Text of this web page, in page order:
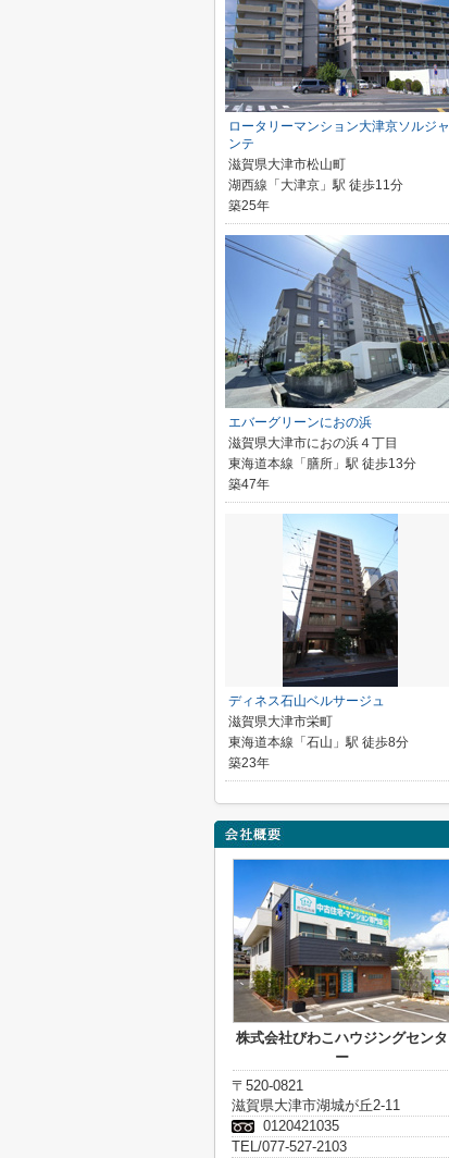
ロータリーマンション大津京ソルジャ
ンテ
滋賀県大津市松山町
湖西線「大津京」駅 徒歩11分
築25年
エバーグリーンにおの浜
滋賀県大津市におの浜４丁目
東海道本線「膳所」駅 徒歩13分
築47年
ディネス石山ベルサージュ
滋賀県大津市栄町
東海道本線「石山」駅 徒歩8分
築23年
株式会社びわこハウジングセンタ
ー
〒520-0821
滋賀県大津市湖城が丘2-11
0120421035
TEL/077-527-2103